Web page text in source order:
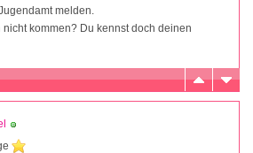
melden.
kommen? Du kennst doch deinen